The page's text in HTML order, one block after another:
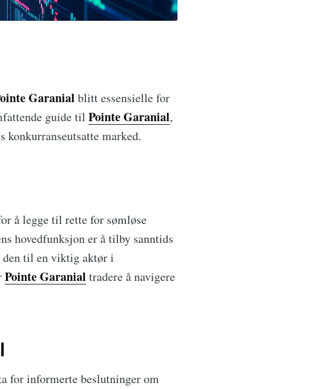
Garanial blitt essensielle for
guide til Pointe Garanial,
konkurranseutsatte marked.
å legge til rette for sømløse
hovedfunksjon er å tilby sanntids
den til en viktig aktør i
Pointe Garanial tradere å navigere
for informerte beslutninger om